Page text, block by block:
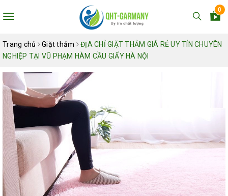
Toggle
0
Trang chủ Giặt thảm
ĐỊA CHỈ GIẶT THẢM GIÁ RẺ UY TÍN CHUYÊN
NGHIỆP TẠI VŨ PHẠM HÀM CẦU GIẤY HÀ NỘI